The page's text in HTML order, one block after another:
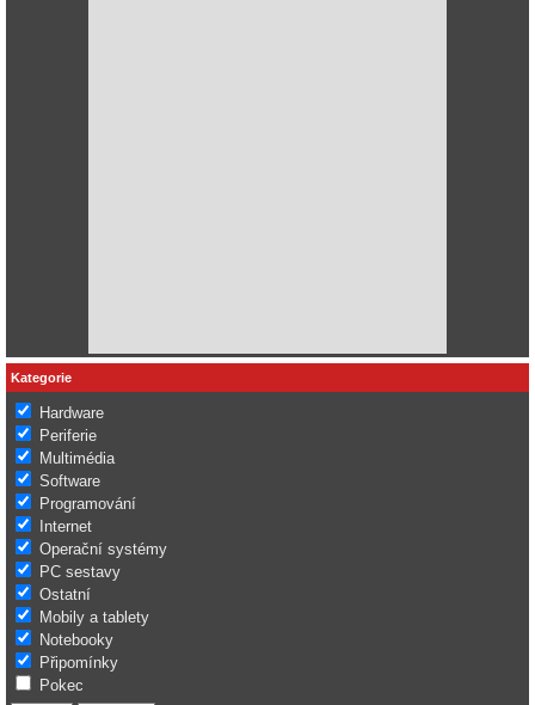
Kategorie
Hardware
Periferie
Multimédia
Software
Programování
Internet
Operační systémy
PC sestavy
Ostatní
Mobily a tablety
Notebooky
Připomínky
Pokec